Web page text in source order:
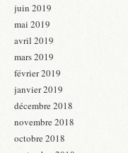
juin 2019
mai 2019
avril 2019
mars 2019
février 2019
janvier 2019
décembre 2018
novembre 2018
octobre 2018